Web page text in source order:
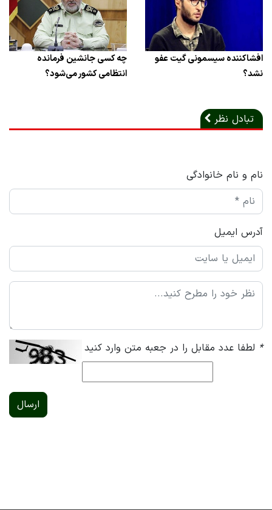
افشاکننده سیسمونی گیت عفو
نشد؟
چه کسی جانشین فرمانده
انتظامی کشور می‌شود؟
تبادل نظر
نام و نام خانوادگی
آدرس ایمیل
* لطفا عدد مقابل را در جعبه متن وارد کنید
ارسال